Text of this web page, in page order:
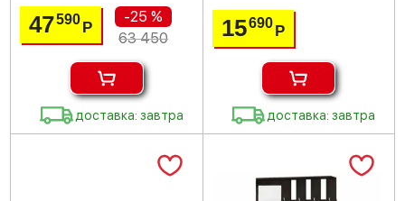
47590Р
-25 %
63 450
доставка: завтра
15690 Р
доставка: завтра